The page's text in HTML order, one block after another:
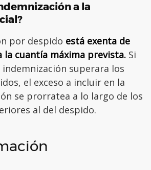
a la
por despido está exenta de
la cuantía máxima prevista. Si
superara los
el exceso a incluir en la
se prorratea a lo largo de los
al del despido.